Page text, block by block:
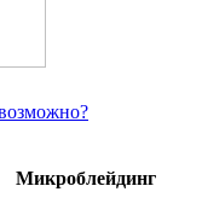
Микроблейдинг